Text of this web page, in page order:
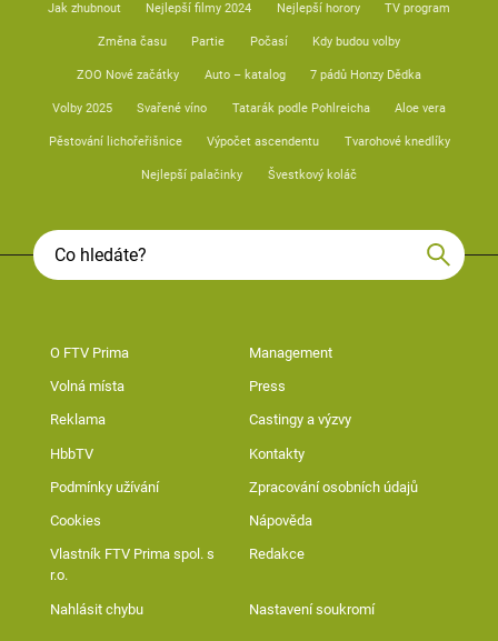
Jak zhubnout Nejlepší filmy 2024 Nejlepší horory TV program
Změna času Partie Počasí Kdy budou volby
ZOO Nové začátky Auto – katalog 7 pádů Honzy Dědka
Volby 2025 Svařené víno Tatarák podle Pohlreicha Aloe vera
Pěstování lichořeřišnice Výpočet ascendentu Tvarohové knedlíky
Nejlepší palačinky Švestkový koláč
O FTV Prima Management
Volná místa Press
Reklama Castingy a výzvy
HbbTV Kontakty
Podmínky užívání Zpracování osobních údajů
Cookies Nápověda
Vlastník FTV Prima spol. s
r.o.
Redakce
Nahlásit chybu Nastavení soukromí